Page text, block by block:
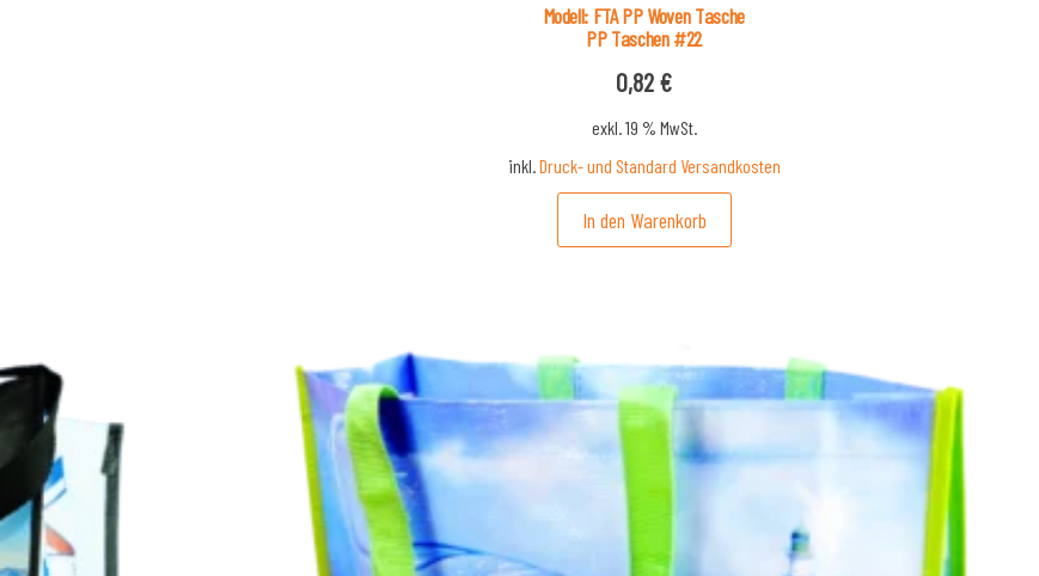
Modell: FTA PP Woven Tasche
PP Taschen #22
0,82€
exkl. 19 % MwSt.
inkl. Druck- und Standard Versandkosten
In den Warenkorb